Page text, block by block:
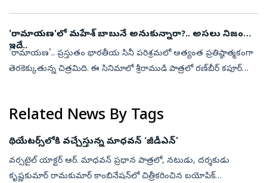
'రామాయణ'లో మహేశ్‌ బాబునే అనుకున్నారా?.. అసలు నిజం
ఇదే..
'రామాయణ'.. ప్రస్తుతం భారతీయ సినీ పరిశ్రమలో అత్యంత ప్రతిష్ఠాత్మకంగా
తెరకెక్కుతున్న చిత్రమిది. ఈ సినిమాలో శ్రీరాముడి పాత్రలో రణ్‌బీర్‌ కపూర్‌
Related News By Tags
థియేటర్స్‌లోకి వచ్చేస్తున్న మాధవన్‌ ‘జీడీఎన్‌’
వర్సటైల్ యాక్టర్ ఆర్‌. మాధవన్‌ ప్రధాన పాత్రలో, నటుడు, దర్శకుడు
కృష్ణకుమార్‌ రామకుమార్‌ కాంబినేషన్‌లో చిత్రీకరించిన బయోపిక్